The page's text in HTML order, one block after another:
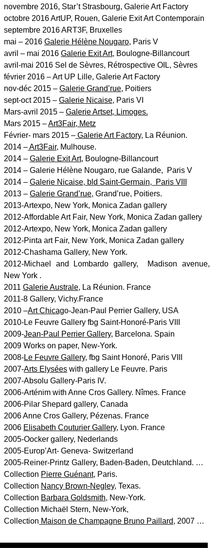
novembre 2016, Star’t Strasbourg, Galerie Art Factory
octobre 2016 ArtUP, Rouen, Galerie Exit Art Contemporain
septembre 2016 ART3F, Bruxelles
mai – 2016 Galerie Hélène Nougaro, Paris V
avril – mai 2016 Galerie Exit Art, Boulogne-Billancourt
avril-mai 2016 Sel de Sèvres, Rétrospective OIL, Sèvres
février 2016 – Art UP Lille, Galerie Art Factory
nov-déc 2015 – Galerie Grand’rue, Poitiers
sept-oct 2015 – Galerie Nicaise, Paris VI
Mars-avril 2015 – Galerie Artset, Limoges.
Mars 2015 –Art3Fair, Metz
Février- mars 2015 – Galerie Art Factory, La Réunion.
2014 –Art3Fair, Mulhouse.
2014 – Galerie Exit Art, Boulogne-Billancourt
2014 – Galerie Hélène Nougaro, rue Galande, Paris V
2014 – Galerie Nicaise, bld Saint-Germain, Paris VIII
2013 – Galerie Grand’rue, Grand’rue, Poitiers.
2013-Artexpo, New York, Monica Zadan gallery
2012-Affordable Art Fair, New York, Monica Zadan gallery
2012-Artexpo, New York, Monica Zadan gallery
2012-Pinta art Fair, New York, Monica Zadan gallery
2012-Chashama Gallery, New York.
2012-Michael and Lombardo gallery, Madison avenue,
New York .
2011 Galerie Australe, La Réunion. France
2011-8 Gallery, Vichy.France
2010 –Art Chicago-Jean-Paul Perrier Gallery, USA
2010-Le Feuvre Gallery fbg Saint-Honoré-Paris VIII
2009-Jean-Paul Perrier Gallery, Barcelona. Spain
2009 Works on paper, New-York.
2008-Le Feuvre Gallery, fbg Saint Honoré, Paris VIII
2007-Arts Elysées with gallery Le Feuvre. Paris
2007-Absolu Gallery-Paris IV.
2006-Arténim with Anne Cros Gallery. Nîmes. France
2006-Pilar Shepard gallery, Canada
2006 Anne Cros Gallery, Pézenas. France
2006 Elisabeth Couturier Gallery, Lyon. France
2005-Oocker gallery, Nederlands
2005-Europ’Art- Geneva- Switzerland
2005-Reiner-Printz Gallery, Baden-Baden, Deutchland. …
Collection Pierre Guénant, Paris.
Collection Nancy Brown-Negley, Texas.
Collection Barbara Goldsmith, New-York.
Collection Michaël Stern, New-York,
Collection Maison de Champagne Bruno Paillard, 2007 …